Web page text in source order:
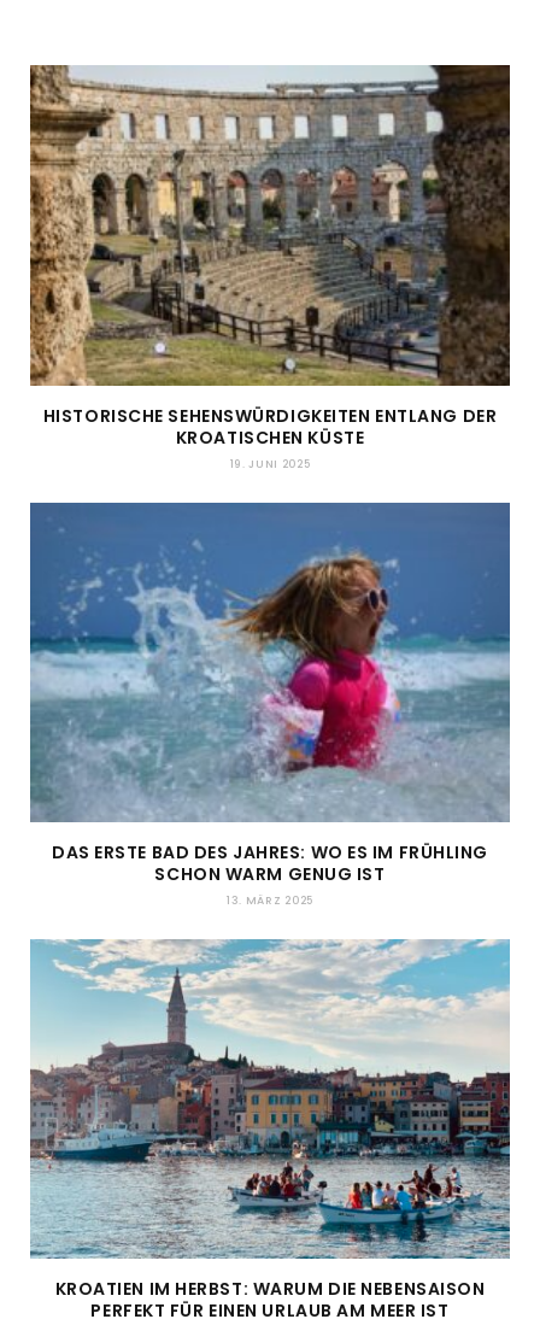
HISTORISCHE SEHENSWÜRDIGKEITEN ENTLANG DER
KROATISCHEN KÜSTE
19. JUNI 2025
DAS ERSTE BAD DES JAHRES: WO ES IM FRÜHLING
SCHON WARM GENUG IST
13. MÄRZ 2025
KROATIEN IM HERBST: WARUM DIE NEBENSAISON
PERFEKT FÜR EINEN URLAUB AM MEER IST